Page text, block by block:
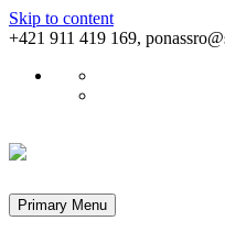
Skip to content
+421 911 419 169,
Primary Menu